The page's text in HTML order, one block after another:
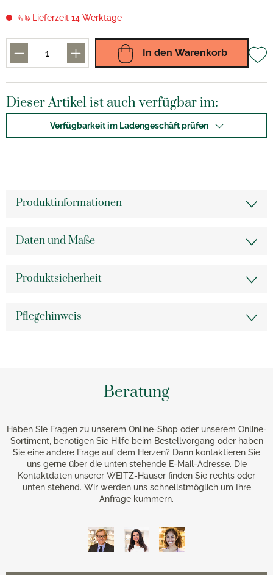
Lieferzeit 14 Werktage
In den Warenkorb
Dieser Artikel ist auch verfügbar im:
Verfügbarkeit im Ladengeschäft prüfen
Produktinformationen
Daten und Maße
Produktsicherheit
Pflegehinweis
Beratung
Haben Sie Fragen zu unserem Online-Shop oder unserem Online-
Sortiment, benötigen Sie Hilfe beim Bestellvorgang oder haben
Sie eine andere Frage auf dem Herzen? Dann kontaktieren Sie
uns gerne über die unten stehende E-Mail-Adresse. Die
Kontaktdaten unserer WEITZ-Häuser finden Sie rechts oder
unten stehend. Wir werden uns schnellstmöglich um Ihre
Anfrage kümmern.